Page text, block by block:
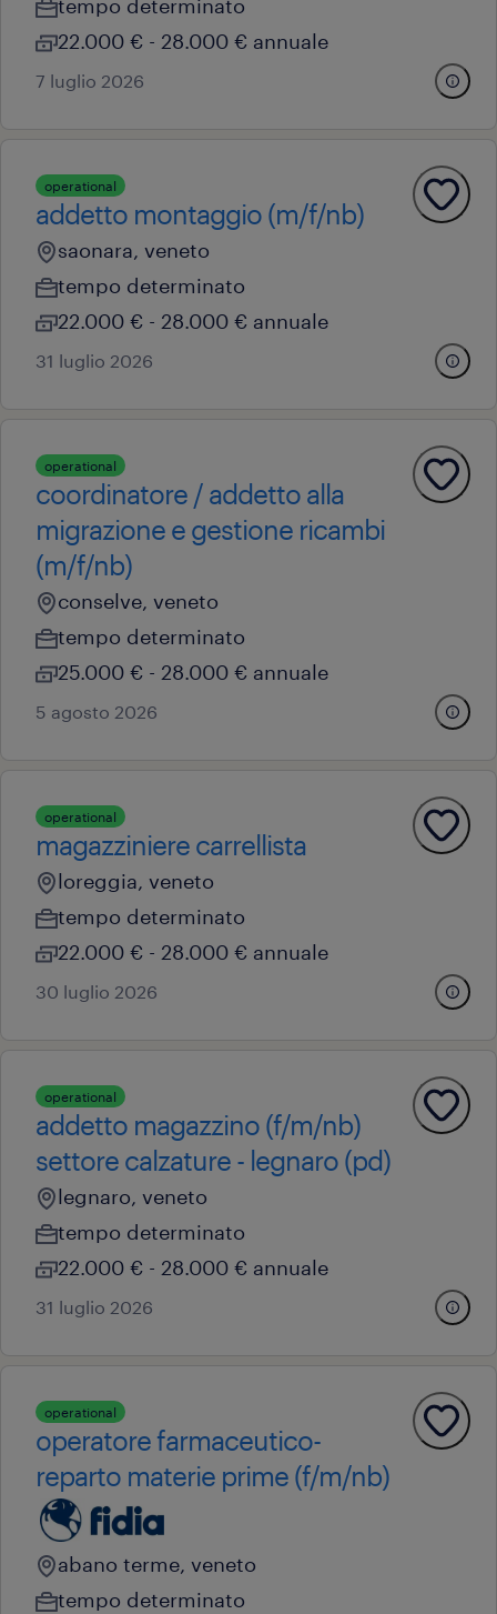
tempo determinato
22.000 € - 28.000 € annuale
7 luglio 2026
operational
addetto montaggio (m/f/nb)
saonara, veneto
tempo determinato
22.000 € - 28.000 € annuale
31 luglio 2026
operational
coordinatore / addetto alla
migrazione e gestione ricambi
(m/f/nb)
conselve, veneto
tempo determinato
25.000 € - 28.000 € annuale
5 agosto 2026
operational
magazziniere carrellista
loreggia, veneto
tempo determinato
22.000 € - 28.000 € annuale
30 luglio 2026
operational
addetto magazzino (f/m/nb)
settore calzature - legnaro (pd)
legnaro, veneto
tempo determinato
22.000 € - 28.000 € annuale
31 luglio 2026
operational
operatore farmaceutico-
reparto materie prime (f/m/nb)
abano terme, veneto
tempo determinato